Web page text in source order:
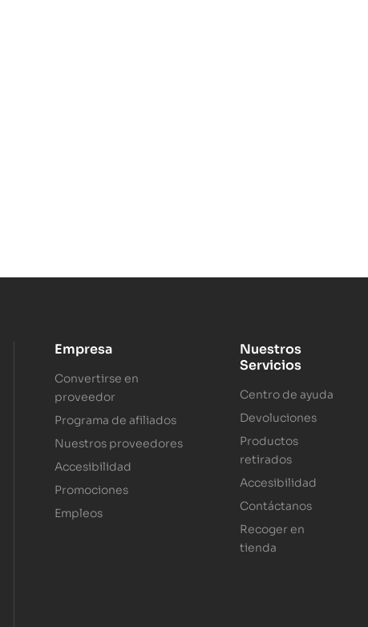
Empresa
Convertirse en
proveedor
Programa de afiliados
Nuestros proveedores
Accesibilidad
Promociones
Empleos
Nuestros
Servicios
Centro de ayuda
Devoluciones
Productos
retirados
Accesibilidad
Contáctanos
Recoger en
tienda